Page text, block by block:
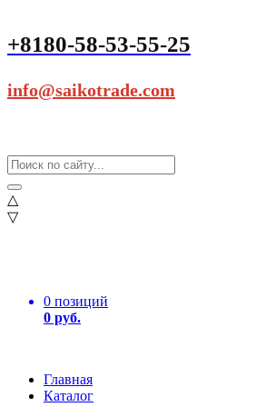
+8180-58-53-55-25
info@saikotrade.com
△
▽
0 позиций
0 руб.
Главная
Каталог